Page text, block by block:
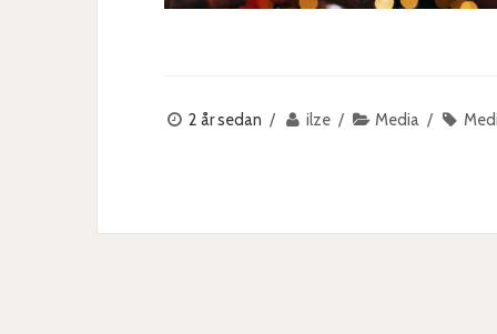
2 år sedan ilze Media